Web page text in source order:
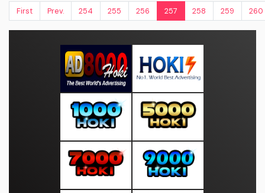
First
Prev. 254 255 256 257 258 259 260